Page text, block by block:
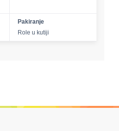
Pakiranje
Role u kutiji